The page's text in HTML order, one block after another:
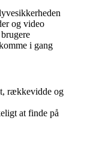
og video
i gang
rækkevidde og
at finde på